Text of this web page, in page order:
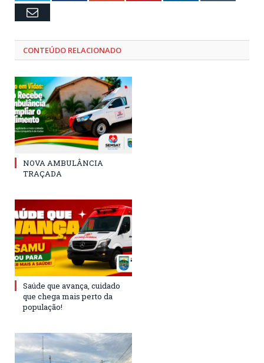
Email
CONTEÚDO RELACIONADO
NOVA AMBULÂNCIA
TRAÇADA
Saúde que avança, cuidado
que chega mais perto da
população!